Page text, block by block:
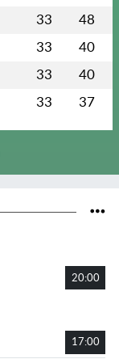
33 48
33 40
33 40
33 37
20:00
17:00